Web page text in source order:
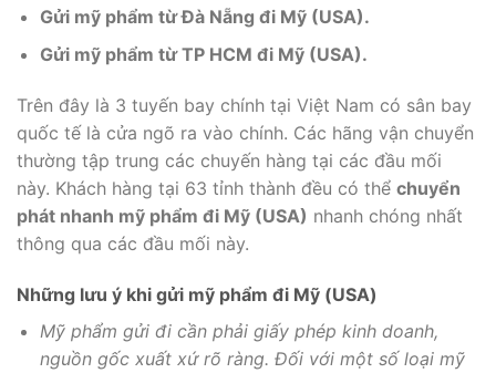
Gửi mỹ phẩm từ Đà Nẵng đi Mỹ (USA).
Gửi mỹ phẩm từ TP HCM đi Mỹ (USA).
Trên đây là 3 tuyến bay chính tại Việt Nam có sân bay
quốc tế là cửa ngõ ra vào chính. Các hãng vận chuyển
thường tập trung các chuyến hàng tại các đầu mối
này. Khách hàng tại 63 tỉnh thành đều có thể chuyển
phát nhanh mỹ phẩm đi Mỹ (USA) nhanh chóng nhất
thông qua các đầu mối này.
Những lưu ý khi gửi mỹ phẩm đi Mỹ (USA)
Mỹ phẩm gửi đi cần phải giấy phép kinh doanh,
nguồn gốc xuất xứ rõ ràng. Đối với một số loại mỹ